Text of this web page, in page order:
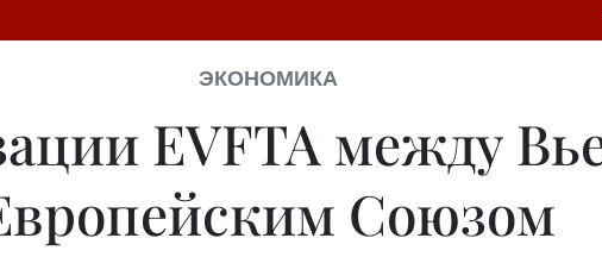
ЭКОНОМИКА
EVFTA между
Союзом